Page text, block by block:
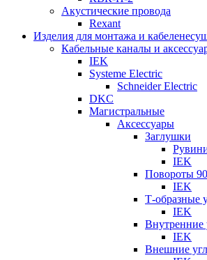
Акустические провода
Rexant
Изделия для монтажа и
Кабельные каналы и
IEK
Systeme Electric
Schneider Electric
DKC
Магистральные
Аксессуары
Заглушки
IEK
Повороты
IEK
Т-образные
IEK
Внутренние
IEK
Внешние